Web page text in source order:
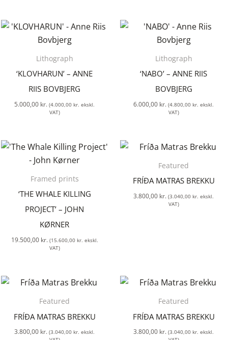
Lithograph
‘KLOVHARUN’ – ANNE
RIIS BOVBJERG
5.000,00 kr. (4.000,00 kr. ekskl.
VAT)
Lithograph
‘NABO’ – ANNE RIIS
BOVBJERG
6.000,00 kr. (4.800,00 kr. ekskl.
VAT)
Framed prints
‘THE WHALE KILLING
PROJECT’ – JOHN
KØRNER
19.500,00 kr. (15.600,00 kr. ekskl.
VAT)
Featured
FRÍÐA MATRAS BREKKU
3.800,00 kr. (3.040,00 kr. ekskl.
VAT)
Featured
FRÍÐA MATRAS BREKKU
3.800,00 kr. (3.040,00 kr. ekskl.
Featured
FRÍÐA MATRAS BREKKU
3.800,00 kr. (3.040,00 kr. ekskl.